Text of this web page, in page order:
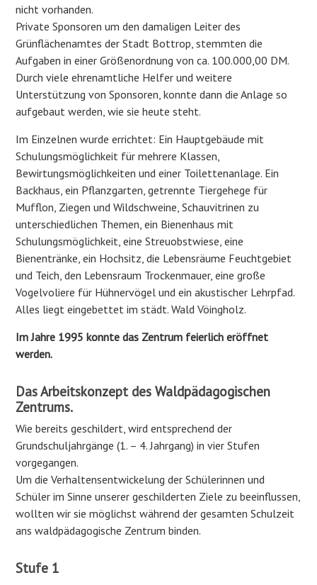
nicht vorhanden.
Private Sponsoren um den damaligen Leiter des
Grünflächenamtes der Stadt Bottrop, stemmten die
Aufgaben in einer Größenordnung von ca. 100.000,00 DM.
Durch viele ehrenamtliche Helfer und weitere
Unterstützung von Sponsoren, konnte dann die Anlage so
aufgebaut werden, wie sie heute steht.
Im Einzelnen wurde errichtet: Ein Hauptgebäude mit
Schulungsmöglichkeit für mehrere Klassen,
Bewirtungsmöglichkeiten und einer Toilettenanlage. Ein
Backhaus, ein Pflanzgarten, getrennte Tiergehege für
Mufflon, Ziegen und Wildschweine, Schauvitrinen zu
unterschiedlichen Themen, ein Bienenhaus mit
Schulungsmöglichkeit, eine Streuobstwiese, eine
Bienentränke, ein Hochsitz, die Lebensräume Feuchtgebiet
und Teich, den Lebensraum Trockenmauer, eine große
Vogelvoliere für Hühnervögel und ein akustischer Lehrpfad.
Alles liegt eingebettet im städt. Wald Vöingholz.
Im Jahre 1995 konnte das Zentrum feierlich eröffnet
werden.
Das Arbeitskonzept des Waldpädagogischen
Zentrums.
Wie bereits geschildert, wird entsprechend der
Grundschuljahrgänge (1. – 4. Jahrgang) in vier Stufen
vorgegangen.
Um die Verhaltensentwickelung der Schülerinnen und
Schüler im Sinne unserer geschilderten Ziele zu beeinflussen,
wollten wir sie möglichst während der gesamten Schulzeit
ans waldpädagogische Zentrum binden.
Stufe 1